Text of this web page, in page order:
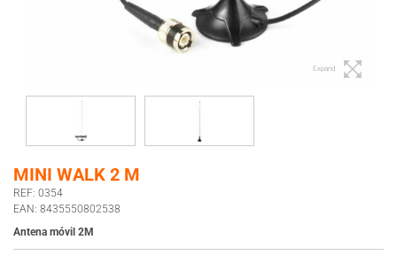
Expand
MINI WALK 2 M
REF: 0354
EAN: 8435550802538
Antena móvil 2M